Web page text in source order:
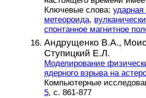
Ключевые слова: ударная
метеороида,
спонтанное магнитное
Андрущенко В.А.,
Ступицкий Е.Л.
Моделирование
ядерного взрыва на
Компьютерные
5, с. 861-877